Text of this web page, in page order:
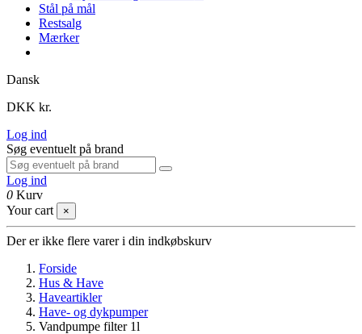
Stål på mål
Restsalg
Mærker
Dansk
DKK kr.
Log ind
Søg eventuelt på brand
Log ind
0 Kurv
Your cart
×
Der er ikke flere varer i din indkøbskurv
Forside
Hus & Have
Haveartikler
Have- og dykpumper
Vandpumpe filter 1l